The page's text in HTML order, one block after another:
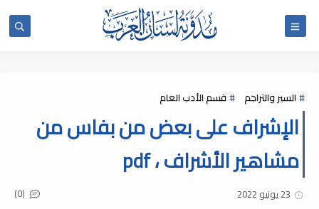
السير والتراجم قسم الأدب العام
الإشراف على بعض من بفاس من
مشاهير الأشراف ، pdf
23 يونيو 2022 (0)